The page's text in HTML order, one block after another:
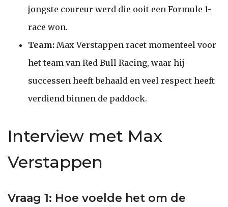
jongste coureur werd die ooit een Formule 1-
race won.
Team: Max Verstappen racet momenteel voor
het team van Red Bull Racing, waar hij
successen heeft behaald en veel respect heeft
verdiend binnen de paddock.
Interview met Max
Verstappen
Vraag 1: Hoe voelde het om de